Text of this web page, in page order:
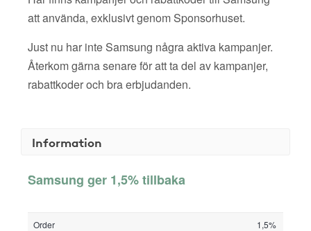
att använda, exklusivt genom Sponsorhuset.
Just nu har inte Samsung några aktiva kampanjer.
Återkom gärna senare för att ta del av kampanjer,
rabattkoder och bra erbjudanden.
Information
Samsung ger 1,5% tillbaka
Order
1,5%